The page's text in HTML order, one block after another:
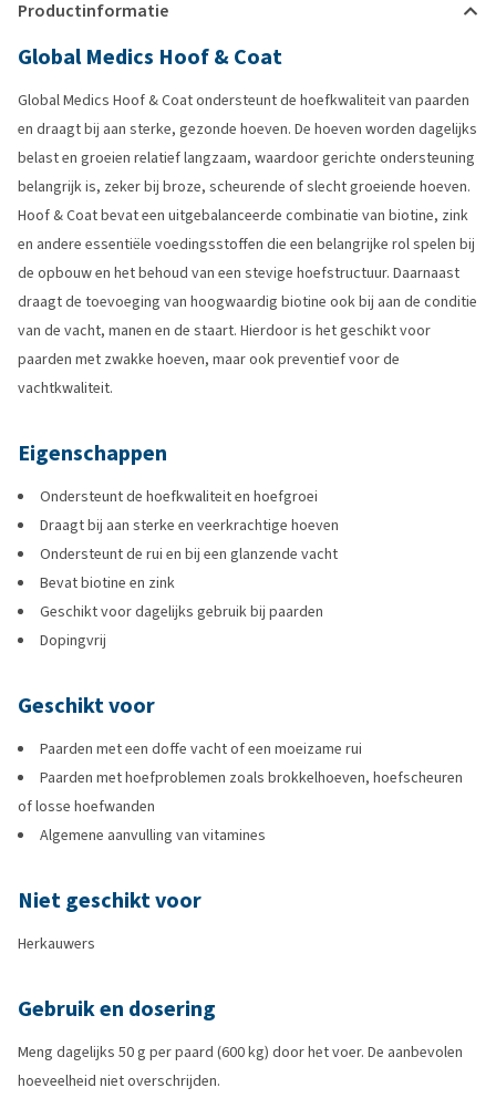
Productinformatie
Global Medics Hoof & Coat
Global Medics Hoof & Coat ondersteunt de hoefkwaliteit van paarden
en draagt bij aan sterke, gezonde hoeven. De hoeven worden dagelijks
belast en groeien relatief langzaam, waardoor gerichte ondersteuning
belangrijk is, zeker bij broze, scheurende of slecht groeiende hoeven.
Hoof & Coat bevat een uitgebalanceerde combinatie van biotine, zink
en andere essentiële voedingsstoffen die een belangrijke rol spelen bij
de opbouw en het behoud van een stevige hoefstructuur. Daarnaast
draagt de toevoeging van hoogwaardig biotine ook bij aan de conditie
van de vacht, manen en de staart. Hierdoor is het geschikt voor
paarden met zwakke hoeven, maar ook preventief voor de
vachtkwaliteit.
Eigenschappen
Ondersteunt de hoefkwaliteit en hoefgroei
Draagt bij aan sterke en veerkrachtige hoeven
Ondersteunt de rui en bij een glanzende vacht
Bevat biotine en zink
Geschikt voor dagelijks gebruik bij paarden
Dopingvrij
Geschikt voor
Paarden met een doffe vacht of een moeizame rui
Paarden met hoefproblemen zoals brokkelhoeven, hoefscheuren
of losse hoefwanden
Algemene aanvulling van vitamines
Niet geschikt voor
Herkauwers
Gebruik en dosering
Meng dagelijks 50 g per paard (600 kg) door het voer. De aanbevolen
hoeveelheid niet overschrijden.